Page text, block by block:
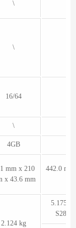
\
\
16/64
\
4GB
mm x 210
x 43.6 mm
442.0
2.124 kg
5.175kg